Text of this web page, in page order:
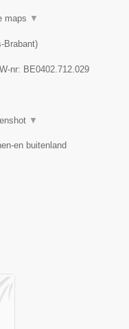
maps ▼
Brabant)
nr: BE0402.712.029
▼
en buitenland